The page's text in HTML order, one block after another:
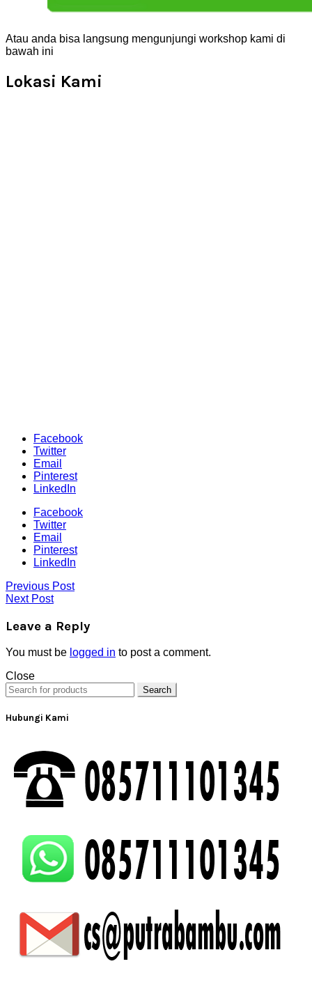
Atau anda bisa langsung mengunjungi workshop kami di
bawah ini
Lokasi Kami
Facebook
Twitter
Email
Pinterest
LinkedIn
Facebook
Twitter
Email
Pinterest
LinkedIn
Previous Post
Next Post
Leave a Reply
You must be logged in to post a comment.
Close
Search
Hubungi Kami